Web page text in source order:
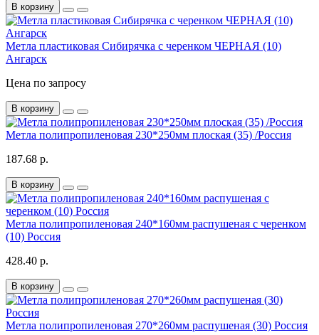
В корзину
Метла пластиковая Сибирячка с черенком ЧЕРНАЯ (10)
Ангарск
Цена по запросу
В корзину
Метла полипропиленовая 230*250мм плоская (35) /Россия
187.68 р.
В корзину
Метла полипропиленовая 240*160мм распушеная с черенком
(10) Россия
428.40 р.
В корзину
Метла полипропиленовая 270*260мм распушеная (30) Россия